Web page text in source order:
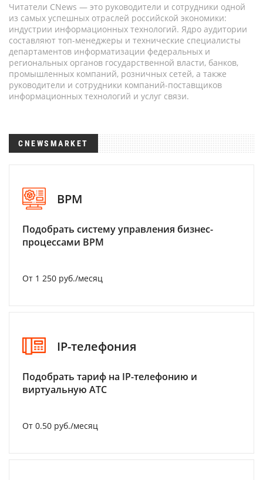
Читатели CNews — это руководители и сотрудники одной
из самых успешных отраслей российской экономики:
индустрии информационных технологий. Ядро аудитории
составляют топ-менеджеры и технические специалисты
департаментов информатизации федеральных и
региональных органов государственной власти, банков,
промышленных компаний, розничных сетей, а также
руководители и сотрудники компаний-поставщиков
информационных технологий и услуг связи.
CNEWSMARKET
BPM
Подобрать систему управления бизнес-
процессами BPM
От 1 250 руб./месяц
IP-телефония
Подобрать тариф на IP-телефонию и
виртуальную АТС
От 0.50 руб./месяц